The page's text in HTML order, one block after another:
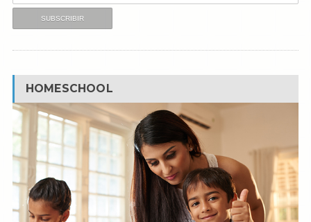
HOMESCHOOL